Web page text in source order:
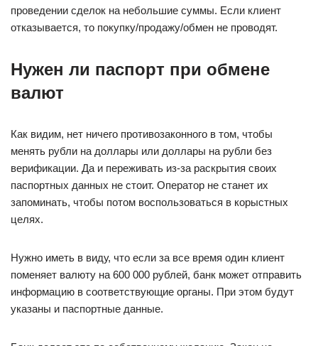
проведении сделок на небольшие суммы. Если клиент
отказывается, то покупку/продажу/обмен не проводят.
Нужен ли паспорт при обмене
валют
Как видим, нет ничего противозаконного в том, чтобы
менять рубли на доллары или доллары на рубли без
верификации. Да и переживать из-за раскрытия своих
паспортных данных не стоит. Оператор не станет их
запоминать, чтобы потом воспользоваться в корыстных
целях.
Нужно иметь в виду, что если за все время один клиент
поменяет валюту на 600 000 рублей, банк может отправить
информацию в соответствующие органы. При этом будут
указаны и паспортные данные.